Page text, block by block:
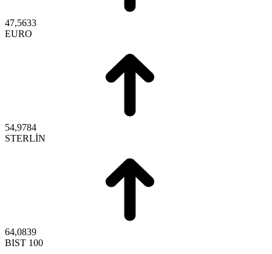
47,5633
EURO
54,9784
STERLİN
64,0839
BIST 100